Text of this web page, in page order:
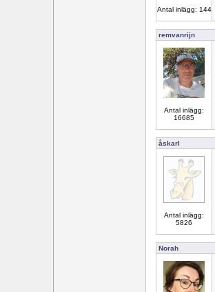
Antal inlägg: 144
remvanrijn
Antal inlägg:
16685
åskarl
Antal inlägg:
5826
Norah